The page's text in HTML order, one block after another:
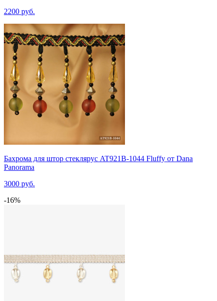
2200 руб.
Бахрома для штор стеклярус AT921B-1044 Fluffy от Dana
Panorama
3000 руб.
-16%